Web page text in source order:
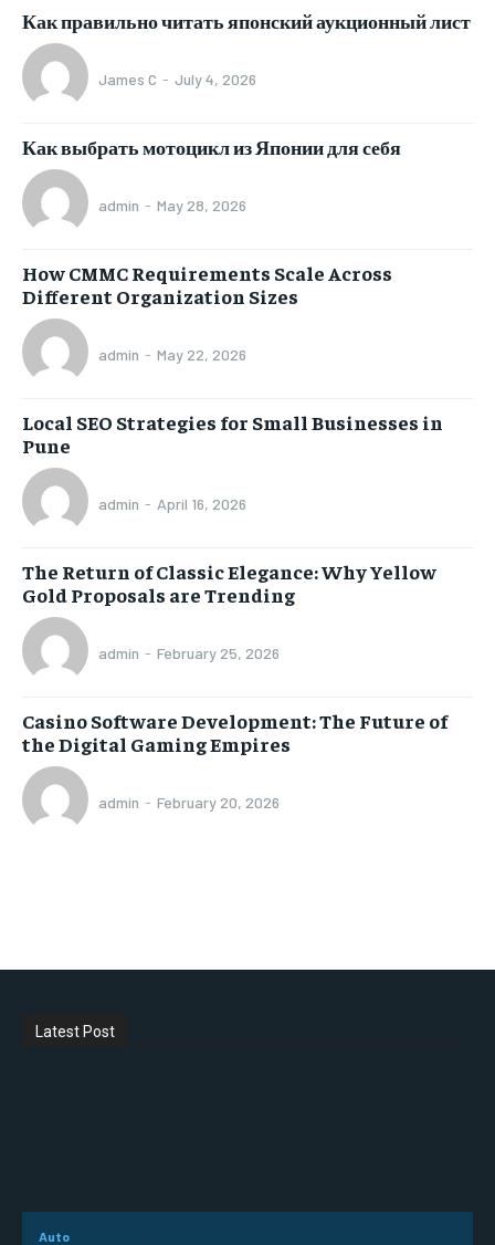
Как правильно читать японский аукционный лист
James C - July 4, 2026
Как выбрать мотоцикл из Японии для себя
admin - May 28, 2026
How CMMC Requirements Scale Across
Different Organization Sizes
admin - May 22, 2026
Local SEO Strategies for Small Businesses in
Pune
admin - April 16, 2026
The Return of Classic Elegance: Why Yellow
Gold Proposals are Trending
admin - February 25, 2026
Casino Software Development: The Future of
the Digital Gaming Empires
admin - February 20, 2026
Latest Post
Auto